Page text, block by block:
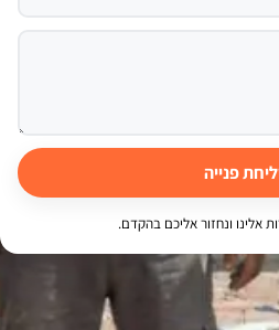
פנייה
אלינו ונחזור אליכם בהקדם.